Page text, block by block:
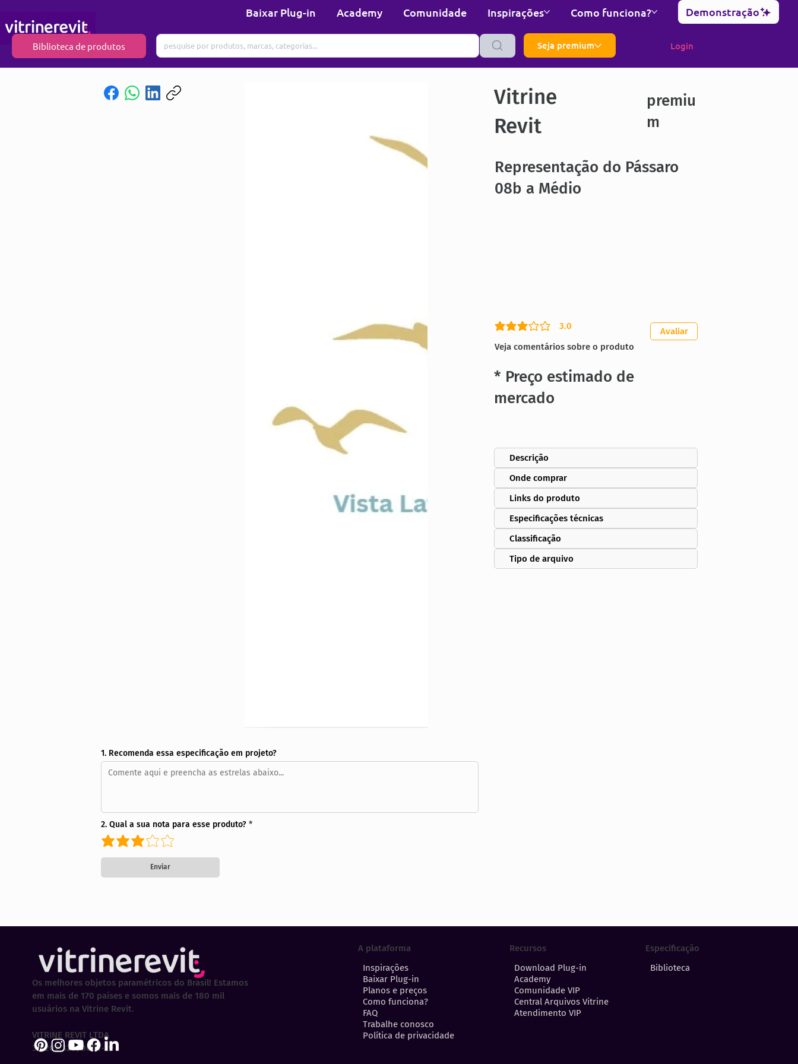
Baixar Plug-in Academy Comunidade Inspirações Como funciona? Demonstração
Biblioteca de produtos Seja premium Login
Vitrine
Revit
premiu
m
Representação do Pássaro
08b a Médio
3.0
classificação média é 3 de 5
Veja comentários sobre o produto
Avaliar
* Preço estimado de
mercado
Descrição
Onde comprar
Links do produto
Especificações técnicas
Classificação
Tipo de arquivo
1. Recomenda essa especificação em projeto?
2. Qual a sua nota para esse produto?
Enviar
A plataforma
Inspirações
Baixar Plug-in
Planos e preços
Como funciona?
FAQ
Trabalhe conosco
Política de privacidade
Recursos
Download Plug-in
Academy
Comunidade VIP
Central Arquivos Vitrine
Atendimento VIP
Especificação
Biblioteca
Os melhores objetos paramétricos do Brasil! Estamos
em mais de 170 países e somos mais de 180 mil
usuários na Vitrine Revit.
VITRINE REVIT LTDA
30.202.323/0001-29